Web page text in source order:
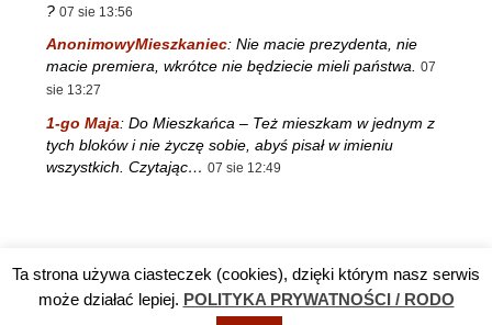
? 07 sie 13:56
AnonimowyMieszkaniec: Nie macie prezydenta, nie
macie premiera, wkrótce nie będziecie mieli państwa. 07
sie 13:27
1-go Maja: Do Mieszkańca – Też mieszkam w jednym z
tych bloków i nie życzę sobie, abyś pisał w imieniu
wszystkich. Czytając… 07 sie 12:49
Reklama TV DĘBA Polityka prywatności / RODO Kontakt
Ta strona używa ciasteczek (cookies), dzięki którym nasz serwis
może działać lepiej. POLITYKA PRYWATNOŚCI / RODO